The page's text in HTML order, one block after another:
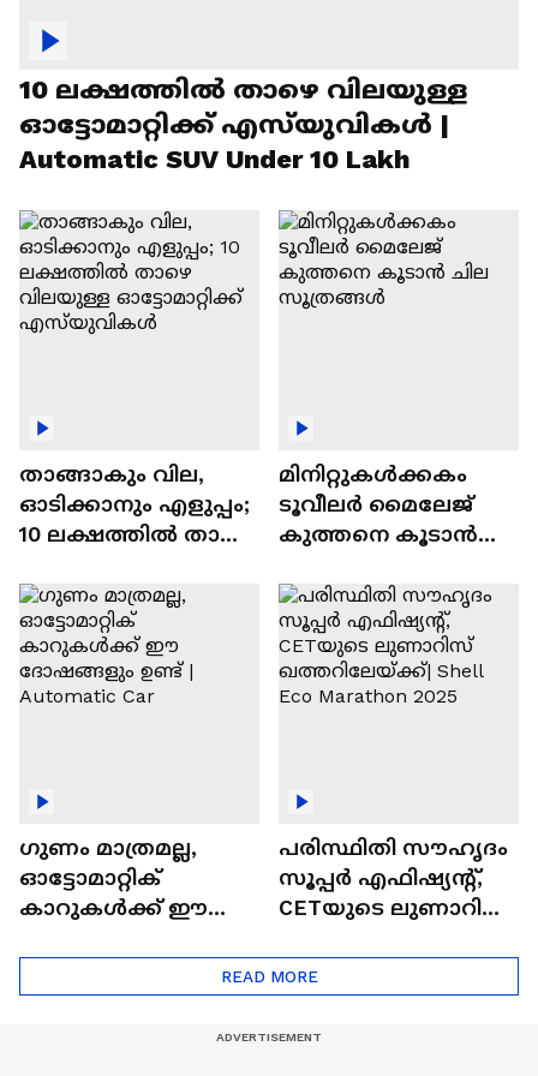
10 ലക്ഷത്തിൽ താഴെ വിലയുള്ള
ഓട്ടോമാറ്റിക്ക് എസ്‍യുവികൾ |
Automatic SUV Under 10 Lakh
താങ്ങാകും വില,
ഓടിക്കാനും എളുപ്പം;
10 ലക്ഷത്തിൽ താഴെ
ഓട്ടോമാറ്റിക്ക്
എസ്‍യുവികൾ
മിനിറ്റുകൾക്കകം
ടൂവീലർ മൈലേജ്
കുത്തനെ കൂടാൻ
ഗുണം മാത്രമല്ല,
ഓട്ടോമാറ്റിക്
കാറുകൾക്ക് ഈ
പരിസ്ഥിതി സൗഹൃദം
സൂപ്പർ എഫിഷ്യന്റ്,
CETയുടെ ലുണാറിസ്
Eco Marathon 2025
READ MORE